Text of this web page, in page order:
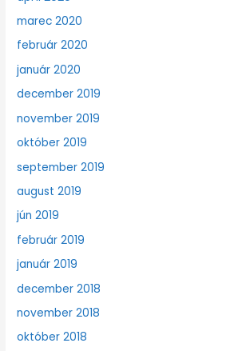
marec 2020
február 2020
január 2020
december 2019
november 2019
október 2019
september 2019
august 2019
jún 2019
február 2019
január 2019
december 2018
november 2018
október 2018